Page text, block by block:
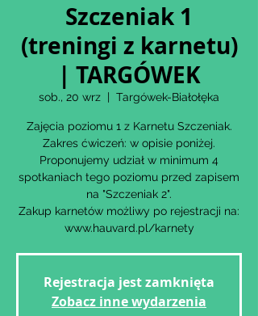
Szczeniak 1
(treningi z karnetu)
| TARGÓWEK
sob., 20 wrz
  |
Targówek-Białołęka
Zajęcia poziomu 1 z Karnetu Szczeniak.
Zakres ćwiczeń: w opisie poniżej.
Proponujemy udział w minimum 4
spotkaniach tego poziomu przed zapisem
na "Szczeniak 2".
Zakup karnetów możliwy po rejestracji na:
www.hauvard.pl/karnety
Rejestracja jest zamknięta
Zobacz inne wydarzenia